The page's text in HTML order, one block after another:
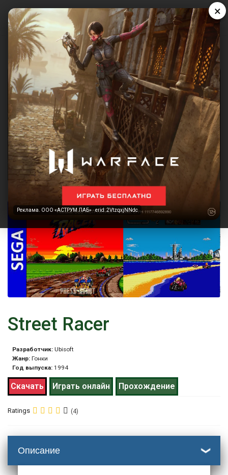
×
Реклама. ООО «АСТРУМ ЛАБ» · erid: 2VtzqxjNNdc
Реклама. ООО «АСТРУМ ЛАБ» · erid: 2VtzqxjNNdc
Street Racer
Разработчик: Ubisoft
Жанр: Гонки
Год выпуска: 1994
Скачать Играть онлайн Прохождение
Ratings (4)
Описание